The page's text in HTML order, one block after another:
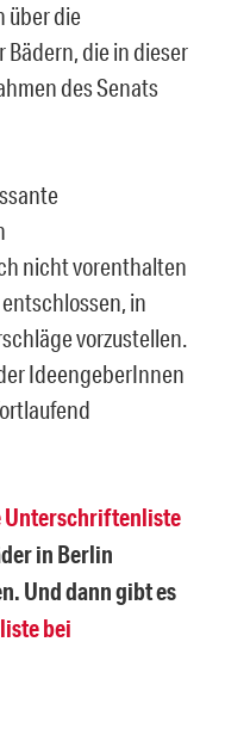
über die
die in dieser
des Senats
nicht vorenthalten
in
vorzustellen.
IdeengeberInnen
Unterschriftenliste
in Berlin
Und dann gibt es
bei